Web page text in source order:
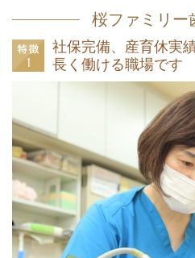
桜ファミリー
社保完備、産育休実績
長く働ける職場です